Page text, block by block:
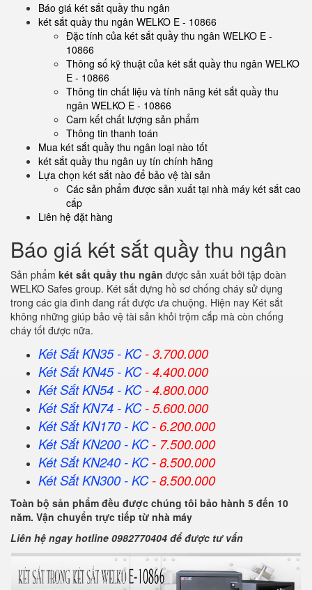
Báo giá két sắt quầy thu ngân
két sắt quầy thu ngân WELKO E - 10866
Đặc tính của két sắt quầy thu ngân WELKO E -
10866
Thông số kỹ thuật của két sắt quầy thu ngân WELKO
E - 10866
Thông tin chất liệu và tính năng két sắt quầy thu
ngân WELKO E - 10866
Cam kết chất lượng sản phẩm
Thông tin thanh toán
Mua két sắt quầy thu ngân loại nào tốt
két sắt quầy thu ngân uy tín chính hãng
Lựa chọn két sắt nào để bảo vệ tài sản
Các sản phẩm được sản xuất tại nhà máy két sắt cao
cấp
Liên hệ đặt hàng
Báo giá két sắt quầy thu ngân
Sản phẩm két sắt quầy thu ngân được sản xuất bởi tập đoàn
WELKO Safes group. Két sắt đựng hồ sơ chống cháy sử dụng
trong các gia đình đang rất được ưa chuộng. Hiện nay Két sắt
không những giúp bảo vệ tài sản khỏi trộm cắp mà còn chống
cháy tốt được nữa.
Két Sắt KN35 - KC- 3.700.000
Két Sắt KN45 - KC- 4.400.000
Két Sắt KN54 - KC- 4.800.000
Két Sắt KN74 - KC- 5.600.000
Két Sắt KN170 - KC- 6.200.000
Két Sắt KN200 - KC- 7.500.000
Két Sắt KN240 - KC- 8.500.000
Két Sắt KN300 - KC- 8.500.000
Toàn bộ sản phẩm đều được chúng tôi bảo hành 5 đến 10
năm. Vận chuyển trực tiếp từ nhà máy
Liên hệ ngay hotline 0982770404 để được tư vấn